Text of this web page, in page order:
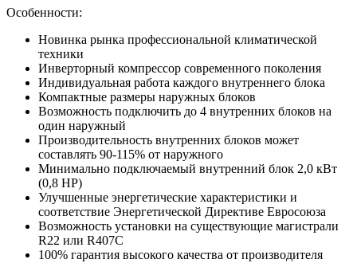
Особенности:
Новинка рынка профессиональной климатической
техники
Инверторный компрессор современного поколения
Индивидуальная работа каждого внутреннего блока
Компактные размеры наружных блоков
Возможность подключить до 4 внутренних блоков на
один наружный
Производительность внутренних блоков может
составлять 90-115% от наружного
Минимально подключаемый внутренний блок 2,0 кВт
(0,8 НР)
Улучшенные энергетические характеристики и
соответствие Энергетической Директиве Евросоюза
Возможность установки на существующие магистрали
R22 или R407C
100% гарантия высокого качества от производителя